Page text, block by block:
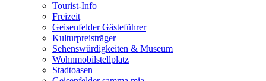
Tourist-Info
Freizeit
Geisenfelder Gästeführer
Kulturpreisträger
Sehenswürdigkeiten & Museum
Wohnmobilstellplatz
Stadtoasen